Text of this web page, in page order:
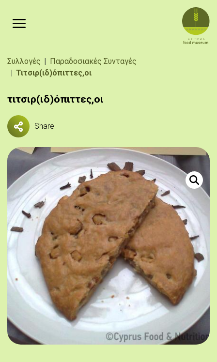
Breadcrumb
Συλλογές
Παραδοσιακές Συνταγές
Τιτσιρ(ιδ)όπιττες,οι
τιτσιρ(ιδ)όπιττες,οι
Share